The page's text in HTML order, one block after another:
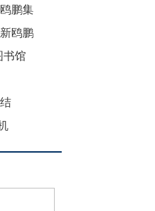
鹏集
鸥鹏
书馆